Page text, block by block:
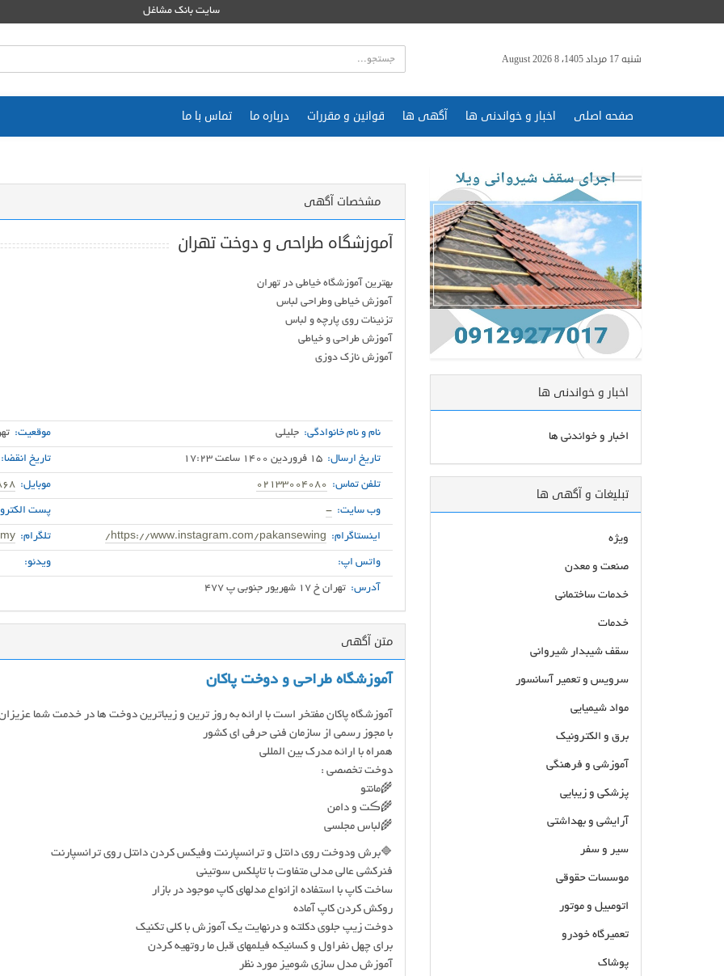
سایت بانک مشاغل
شنبه 17 مرداد 1405، 8 August 2026
صفحه اصلی اخبار و خواندنی ها آگهی ها قوانین و مقررات درباره ما تماس با ما
مشخصات آگهی
آموزشگاه طراحی و دوخت تهران
آموزش نازک دوزی
نام و نام خانوادگی: جلیلی موقعیت:
تاریخ ارسال: 15 فروردین 1400 ساعت 17:23 تاریخ انقضا:
تلفن تماس: 02133004080 موبایل:
وب سایت: - پست
اینستاگرام: https://www.instagram.com/pakansewing/ تلگرام:
واتس اپ: ویدئو:
آدرس: تهران خ ۱۷ شهریور جنوبی پ ۴۷۷
متن آگهی
آموزشگاه طراحی و دوخت پاکان
آموزشگاه پاکان مفتخر است با ارائه به روز ترین و زیباترین دوخت ها در خدمت شما
با مجوز رسمی از سازمان فنی حرفی ای کشور
همراه با ارائه مدرک بین المللی
دوخت تخصصی :
🌾مانتو
🌾ڪت و دامن
🌾لباس مجلسی
🔷برش ودوخت روی دانتل و ترانسپارنت وفیکس کردن دانتل روی ترانسپارنت
فنرکشی عالی مدلی متفاوت با تاپلکس سوتینی
ساخت کاپ با استفاده ازانواع مدلهای کاپ موجود در بازار
روکش کردن کاپ آماده
دوخت زیپ جلوی دکلته و درنهایت یک آموزش با کلی تکنیک
برای چهل نفراول و کسانیکه فیلمهای قبل ما روتهیه کردن
آموزش مدل سازی شومیز مورد نظر
اخبار و خواندنی ها
اخبار و خواندنی ها
تبلیغات و آگهی ها
ویژه
صنعت و معدن
خدمات ساختمانی
خدمات
سقف شیبدار شیروانی
سرویس و تعمیر آسانسور
مواد شیمیایی
برق و الکترونیک
آموزشی و فرهنگی
پزشکی و زیبایی
آرایشی و بهداشتی
سیر و سفر
موسسات حقوقی
اتومبیل و موتور
تعمیرگاه خودرو
پوشاک